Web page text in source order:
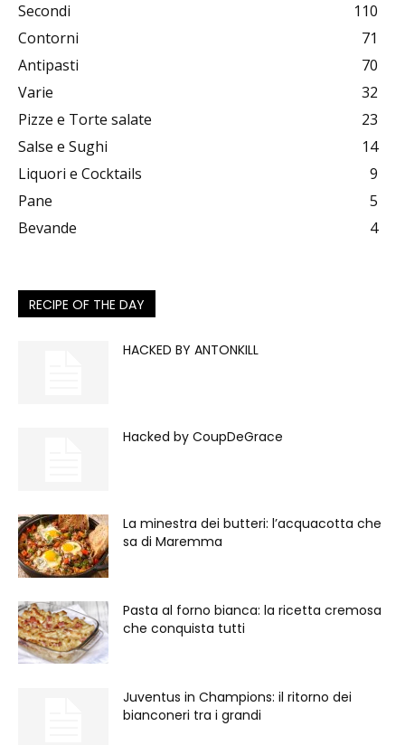
Secondi
110
Contorni
71
Antipasti
70
Varie
32
Pizze e Torte salate
23
Salse e Sughi
14
Liquori e Cocktails
9
Pane
5
Bevande
4
RECIPE OF THE DAY
HACKED BY ANTONKILL
Hacked by CoupDeGrace
La minestra dei butteri: l’acquacotta che
sa di Maremma
Pasta al forno bianca: la ricetta cremosa
che conquista tutti
Juventus in Champions: il ritorno dei
bianconeri tra i grandi